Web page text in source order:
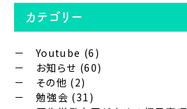
カテゴリー
Youtube (6)
お知らせ (60)
その他 (2)
勉強会 (31)